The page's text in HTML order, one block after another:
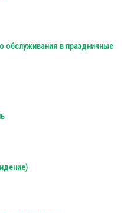
обслуживания в праздничные